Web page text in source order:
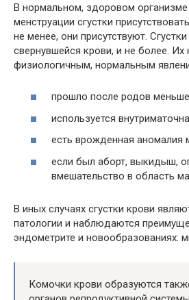
В нормальном, здоровом
менструации сгустки
не менее, они присутствуют.
свернувшейся крови, и не более. Их
физиологичным, нормальным
прошло после родов
используется
есть врожденная аномалия
если был аборт, выкидыш,
вмешательство в область
В иных случаях сгустки крови
патологии и наблюдаются
эндометрите и новообразованиях:
Комочки крови образуются